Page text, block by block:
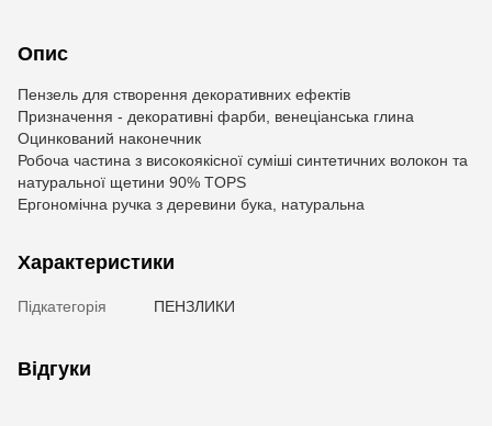
Опис
Пензель для створення декоративних ефектів
Призначення - декоративні фарби, венеціанська глина
Оцинкований наконечник
Робоча частина з високоякісної суміші синтетичних волокон та
натуральної щетини 90% TOPS
Ергономічна ручка з деревини бука, натуральна
Характеристики
Підкатегорія ПЕНЗЛИКИ
Відгуки